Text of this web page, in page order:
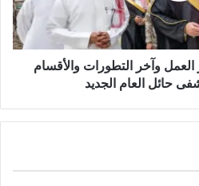
وآخر التطورات والأقسام
حائل العام الجديد